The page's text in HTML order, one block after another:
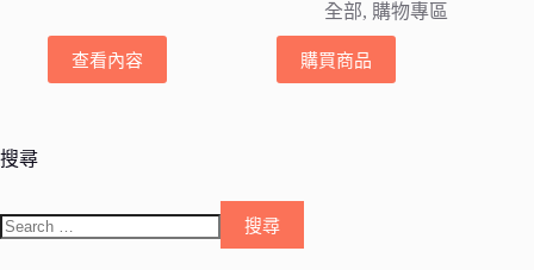
查看內容
全部, 購物專區
購買商品
搜尋